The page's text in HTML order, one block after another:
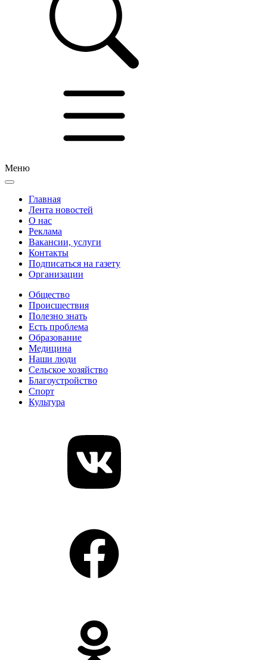
Меню
Главная
Лента новостей
О нас
Реклама
Вакансии, услуги
Контакты
Подписаться на газету
Организации
Общество
Происшествия
Полезно знать
Есть проблема
Образование
Медицина
Наши люди
Сельское хозяйство
Благоустройство
Спорт
Культура